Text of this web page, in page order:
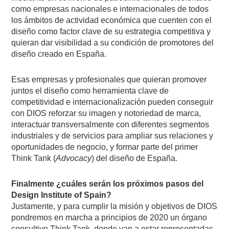
como empresas nacionales e internacionales de todos
los ámbitos de actividad económica que cuenten con el
diseño como factor clave de su estrategia competitiva y
quieran dar visibilidad a su condición de promotores del
diseño creado en España.
Esas empresas y profesionales que quieran promover
juntos el diseño como herramienta clave de
competitividad e internacionalización pueden conseguir
con DIOS reforzar su imagen y notoriedad de marca,
interactuar transversalmente con diferentes segmentos
industriales y de servicios para ampliar sus relaciones y
oportunidades de negocio, y formar parte del primer
Think Tank (Advocacy) del diseño de España.
Finalmente ¿cuáles serán los próximos pasos del
Design Institute of Spain?
Justamente, y para cumplir la misión y objetivos de DIOS
pondremos en marcha a principios de 2020 un órgano